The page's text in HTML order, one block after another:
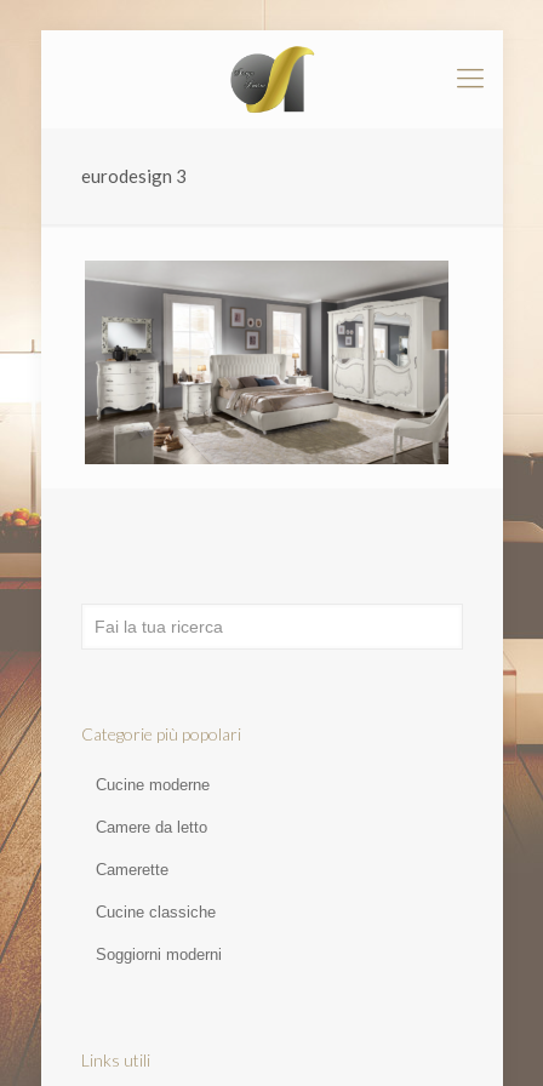
eurodesign 3
Categorie più popolari
Cucine moderne
Camere da letto
Camerette
Cucine classiche
Soggiorni moderni
Links utili